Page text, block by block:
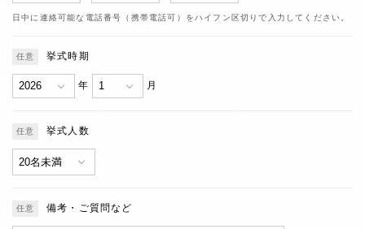
日中に連絡可能な電話番号（携帯電話可）をハイフン区切りで入力してください。
挙式時期
年 月
挙式人数
備考・ご質問など